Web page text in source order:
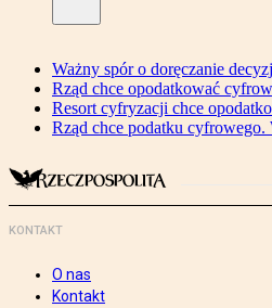
Ważny spór o doręczanie
Rząd chce opodatkować
Resort cyfryzacji chce
Rząd chce podatku
KONTAKT
O nas
Kontakt